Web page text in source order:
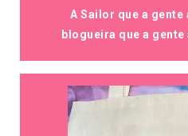
A Sailor que a gente
blogueira que a gente